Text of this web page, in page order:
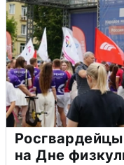
на Дне